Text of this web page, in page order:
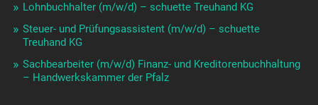
Lohnbuchhalter (m/w/d) – schuette Treuhand KG
Steuer- und Prüfungsassistent (m/w/d) – schuette
Treuhand KG
Sachbearbeiter (m/w/d) Finanz- und Kreditorenbuchhaltung
– Handwerkskammer der Pfalz